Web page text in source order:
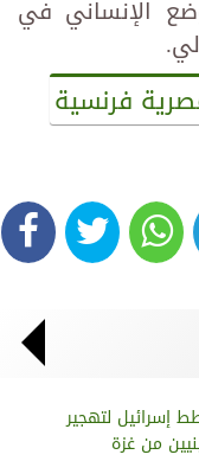
الإنساني في
فرنسية
إسرائيل لتهجير
من غزة